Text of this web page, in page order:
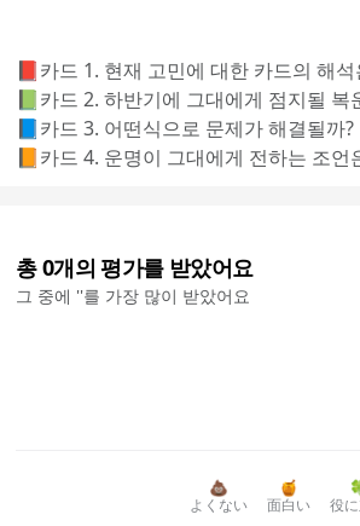
📕카드 1. 현재 고민에 대한 카드의 해석
📗카드 2. 하반기에 그대에게 점지될 복
📘카드 3. 어떤식으로 문제가 해결될까?
📙카드 4. 운명이 그대에게 전하는 조언
총0개의 평가를 받았어요
그 중에 ''를 가장 많이 받았어요
💩
よくない
🍯
面白い 役